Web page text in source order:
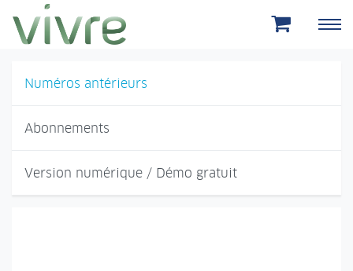
Aller au menu principal
Aller au contenu principal
Numéros antérieurs
Abonnements
Version numérique / Démo gratuit